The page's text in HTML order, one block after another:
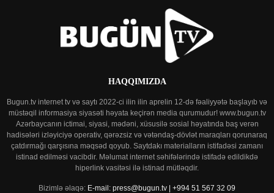
HAQQIMIZDA
Bugun.tv internet tv və saytı 2022-ci ilin ilin aprelin 12-də fəaliyyətə başlayıb və
müstəqil informasiya siyasəti həyata keçirən media qurumudur! www.bugun.tv
Azərbaycanın ictimai, siyasi, mədəni, xüsusilə sosial həyatında baş verən
hadisələri izləyiciyə operativ, qərəzsiz və vətəndaş-dövlət maraqları qorunaraq
çatdırmağı qarşısına məqsəd qoyub. Saytdakı materialların istifadəsi zamanı
istinad edilməsi vacibdir. Məlumat internet səhifələrində istifadə edildikdə
hiperlink vasitəsi ilə istinad mütləqdir.
Bizimlə əlaqə: E-mail: press@bugun.tv | +994 51 567 32 09